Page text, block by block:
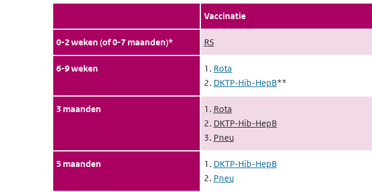
Vaccinatie
0-2 weken (of 0-7 maanden)* RS
6-9 weken 1. Rota
2. DKTP-Hib-HepB**
3 maanden 1. Rota
2. DKTP-Hib-HepB
3. Pneu
5 maanden 1. DKTP-Hib-HepB
2. Pneu